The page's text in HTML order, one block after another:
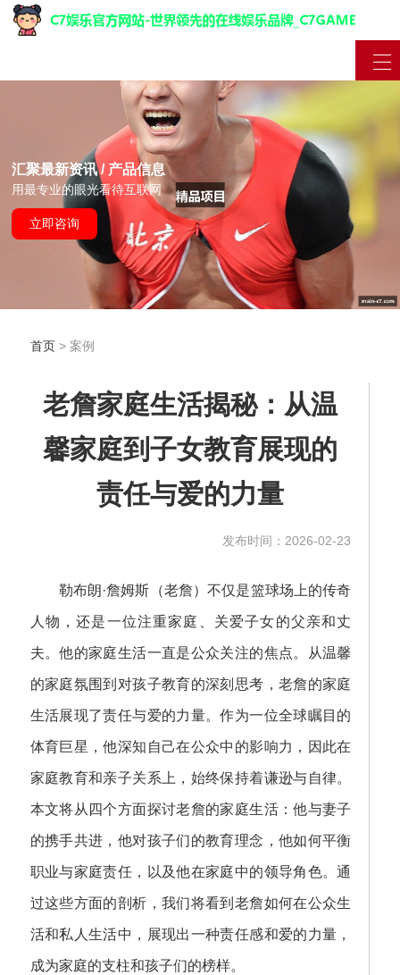
汇聚最新资讯 / 产品信息
用最专业的眼光看待互联网
立即咨询
首页> 案例
老詹家庭生活揭秘：从温
馨家庭到子女教育展现的
责任与爱的力量
发布时间：2026-02-23
勒布朗·詹姆斯（老詹）不仅是篮球场上的传奇
人物，还是一位注重家庭、关爱子女的父亲和丈
夫。他的家庭生活一直是公众关注的焦点。从温馨
的家庭氛围到对孩子教育的深刻思考，老詹的家庭
生活展现了责任与爱的力量。作为一位全球瞩目的
体育巨星，他深知自己在公众中的影响力，因此在
家庭教育和亲子关系上，始终保持着谦逊与自律。
本文将从四个方面探讨老詹的家庭生活：他与妻子
的携手共进，他对孩子们的教育理念，他如何平衡
职业与家庭责任，以及他在家庭中的领导角色。通
过这些方面的剖析，我们将看到老詹如何在公众生
活和私人生活中，展现出一种责任感和爱的力量，
成为家庭的支柱和孩子们的榜样。